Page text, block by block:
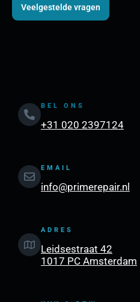
Veelgestelde vragen
BEL ONS
+31 020 2397124
EMAIL
info@primerepair.nl
ADRES
Leidsestraat 42
1017 PC Amsterdam